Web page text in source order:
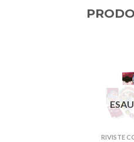
RIVISTE